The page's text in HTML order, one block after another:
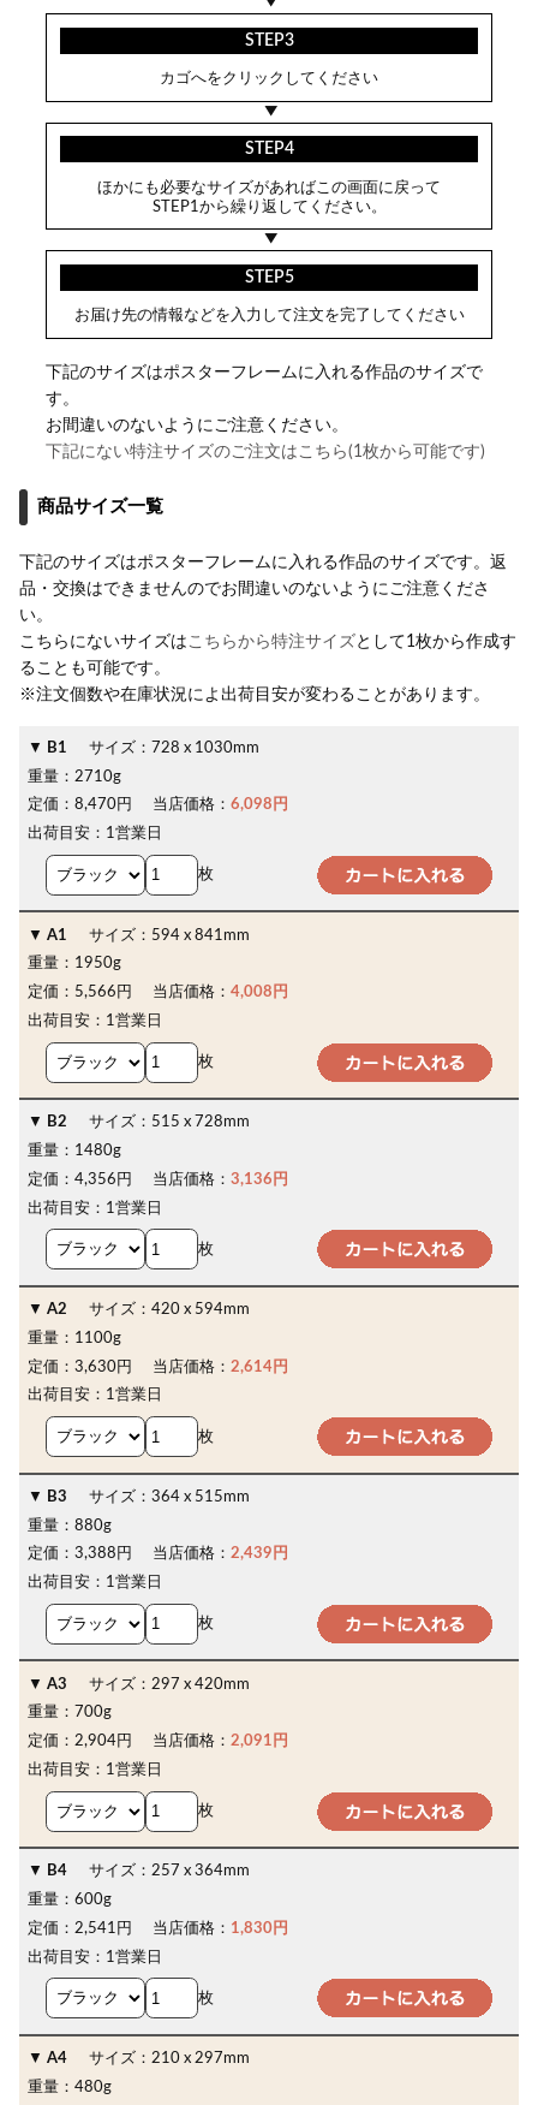
STEP3
カゴへをクリックしてください
STEP4
ほかにも必要なサイズがあればこの画面に戻って
STEP1から繰り返してください。
STEP5
お届け先の情報などを入力して注文を完了してください
下記のサイズはポスターフレームに入れる作品のサイズで
す。
お間違いのないようにご注意ください。
下記にない特注サイズのご注文はこちら(1枚から可能です)
商品サイズ一覧
下記のサイズはポスターフレームに入れる作品のサイズです。返
品・交換はできませんのでお間違いのないようにご注意くださ
い。
こちらにないサイズは こちらから特注サイズとして1枚から作成す
ることも可能です。
※注文個数や在庫状況によ出荷目安が変わることがあります。
B1 サイズ： 728 x 1030mm
重量： 2710g
定価： 8,470円 当店価格：6,098円
出荷目安： 1営業日
枚
A1 サイズ： 594 x 841mm
重量： 1950g
定価： 5,566円 当店価格：4,008円
出荷目安： 1営業日
枚
B2 サイズ： 515 x 728mm
重量： 1480g
定価： 4,356円 当店価格：3,136円
出荷目安： 1営業日
枚
A2 サイズ： 420 x 594mm
重量： 1100g
定価： 3,630円 当店価格：2,614円
出荷目安： 1営業日
枚
B3 サイズ： 364 x 515mm
重量： 880g
定価： 3,388円 当店価格：2,439円
出荷目安： 1営業日
枚
A3 サイズ： 297 x 420mm
重量： 700g
定価： 2,904円 当店価格：2,091円
出荷目安： 1営業日
枚
B4 サイズ： 257 x 364mm
重量： 600g
定価： 2,541円 当店価格： 1,830円
出荷目安： 1営業日
枚
A4 サイズ： 210 x 297mm
重量： 480g